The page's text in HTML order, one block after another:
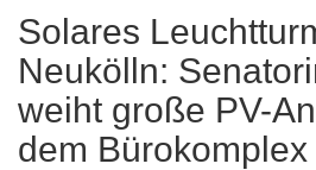
Solares
Neukölln:
weiht große PV-
dem